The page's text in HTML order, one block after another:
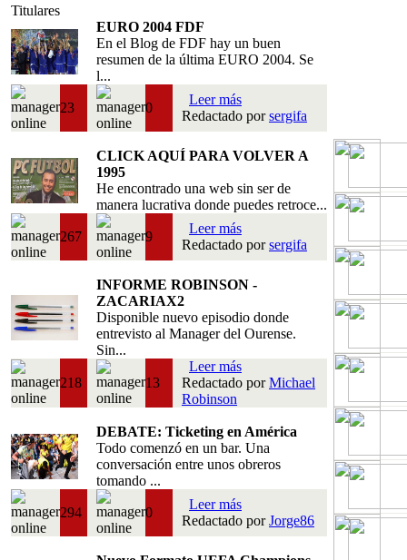
Titulares
EURO 2004 FDF
En el Blog de FDF hay un buen
resumen de la última EURO 2004. Se
l...
23 0
Leer más
Redactado porsergifa
CLICK AQUÍ PARA VOLVER A
1995
He encontrado una web sin ser de
manera lucrativa donde puedes retroce...
267 9
Leer más
Redactado porsergifa
INFORME ROBINSON -
ZACARIAX2
Disponible nuevo episodio donde
entrevisto al Manager del Ourense.
Sin...
218 13
Leer más
Redactado porMichael
Robinson
DEBATE: Ticketing en América
Todo comenzó en un bar. Una
conversación entre unos obreros
tomando ...
294 0
Leer más
Redactado porJorge86